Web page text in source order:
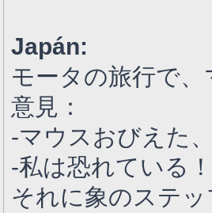
Japán:
モータの旅行で
意見：
-マウスおびえた
-私は恐れている
それに象のステ